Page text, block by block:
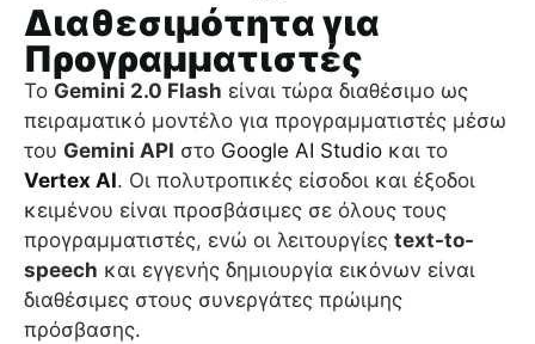
Διαθεσιμότητα για
Προγραμματιστές
Το Gemini 2.0 Flash είναι τώρα διαθέσιμο ως
πειραματικό μοντέλο για προγραμματιστές μέσω
του Gemini API στο Google AI Studio και το
Vertex AI. Οι πολυτροπικές είσοδοι και έξοδοι
κειμένου είναι προσβάσιμες σε όλους τους
προγραμματιστές, ενώ οι λειτουργίες text-to-
speech και εγγενής δημιουργία εικόνων είναι
διαθέσιμες στους συνεργάτες πρώιμης
πρόσβασης.